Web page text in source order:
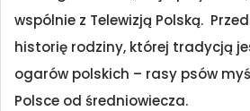
wspólnie z Telewizją Polską.
historię rodziny, której tradycją
ogarów polskich – rasy psów
Polsce od średniowiecza.